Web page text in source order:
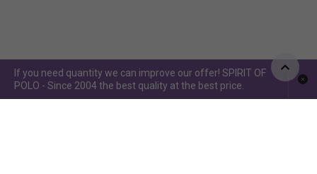
If you need quantity we can improve our offer! SPIRIT OF
POLO - Since 2004 the best quality at the best price.